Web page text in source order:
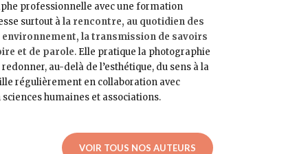
professionnelle avec une formation
surtout àla rencontre, au quotidien des
la transmission de savoirs
et de parole. Elle pratique la photographie
au-delà de l’esthétique, du sens à la
régulièrement en collaboration avec
humaines et associations.
VOIR TOUS NOS AUTEURS